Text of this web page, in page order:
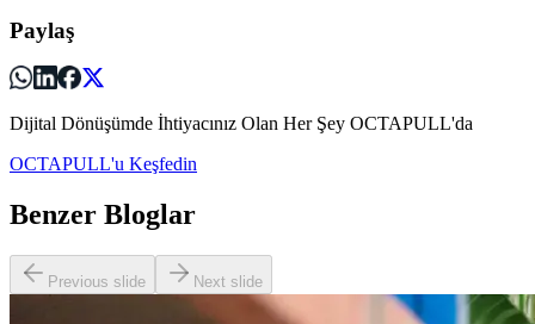
Paylaş
Dijital Dönüşümde İhtiyacınız Olan Her Şey OCTAPULL'da
OCTAPULL'u Keşfedin
Benzer Bloglar
Previous slide Next slide